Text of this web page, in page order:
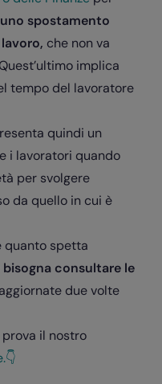
uno spostamento
che non va
implica
tempo del lavoratore
quindi un
i lavoratori quando
per svolgere
da quello in cui è
quanto spetta
bisogna consultare le
due volte
il nostro